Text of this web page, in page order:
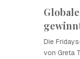
Die
von Greta